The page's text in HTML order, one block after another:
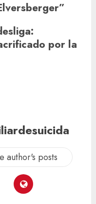
:
por la
author's posts